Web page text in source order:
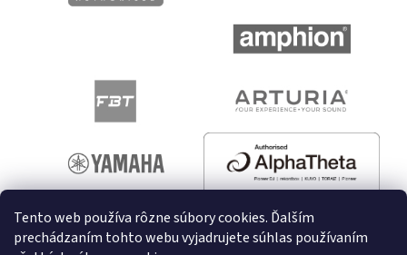
Tento web používa rôzne súbory cookies. Ďalším
prechádzaním tohto webu vyjadrujete súhlas používaním